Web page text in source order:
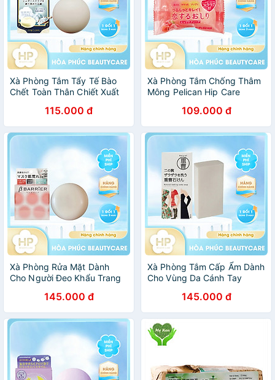
Xà Phòng Tắm Tẩy Tế Bào
Chết Toàn Thân Chiết Xuất
115.000 đ
Xà Phòng Tắm Chống Thâm
Mông Pelican Hip Care
Chết (80G)109.000 đ
Xà Phòng Rửa Mặt Dành
Cho Người Đeo Khẩu Trang
145.000 đ
Xà Phòng Tắm Cấp Ẩm Dành
Cho Vùng Da Cánh Tay
Soap 135g145.000 đ